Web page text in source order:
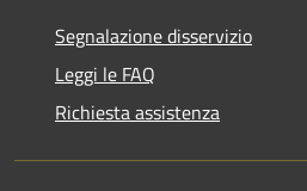
Segnalazione disservizio
Leggi le FAQ
Richiesta assistenza